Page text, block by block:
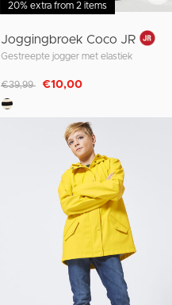
20% extra from 2 items
Joggingbroek Coco JR
Gestreepte jogger met elastiek
Afgeprijsd van
€39,99 naar
€10,00